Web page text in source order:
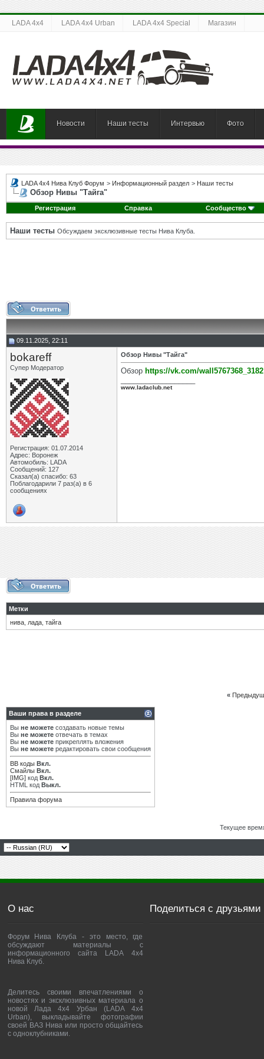
LADA 4x4 LADA 4x4 Urban LADA 4x4 Special Магазин
Новости Наши тесты Интервью Фото
LADA 4x4 Нива Клуб Форум > Информационный раздел > Наши тесты
Обзор Нивы "Тайга"
Регистрация Справка Сообщество
Наши тесты Обсуждаем эксклюзивные тесты Нива Клуба.
09.11.2025, 22:11
bokareff
Супер Модератор
Регистрация: 01.07.2014
Адрес: Воронеж
Автомобиль: LADA
Сообщений: 127
Сказал(а) спасибо: 63
Поблагодарили 7 раз(а) в 6
сообщениях
Обзор Нивы "Тайга"
Обзор https://vk.com/wall5767368_3182
www.ladaclub.net
Метки
нива лада тайга
«
Ваши права в разделе
Вы не можете создавать новые темы
Вы не можете отвечать в темах
Вы не можете прикреплять вложения
Вы не можете редактировать свои сообщения
BB коды Вкл.
Смайлы Вкл.
[IMG] код Вкл.
HTML код Выкл.
Правила форума
Текущее
О нас
Форум Нива Клуба - это место, где
обсуждают материалы с
информационного сайта LADA 4x4
Нива Клуб.
Делитесь своими впечатлениями о
новостях и эксклюзивных материала о
новой Лада 4х4 Урбан (LADA 4x4
Urban), выкладывайте фотографии
своей ВАЗ Нива или просто общайтесь
с одноклубниками.
Поделиться с друзьями